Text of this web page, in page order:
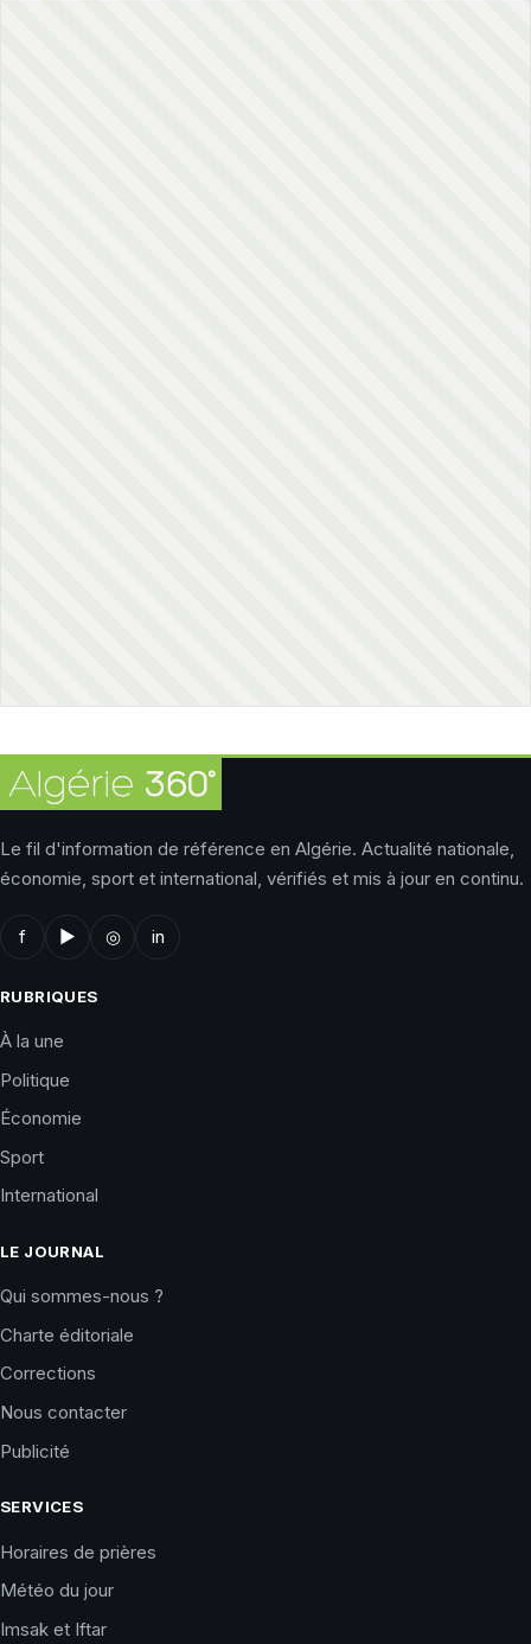
Le fil d'information de référence en Algérie. Actualité nationale,
économie, sport et international, vérifiés et mis à jour en continu.
f ▶ ◎ in
RUBRIQUES
À la une
Politique
Économie
Sport
International
LE JOURNAL
Qui sommes-nous ?
Charte éditoriale
Corrections
Nous contacter
Publicité
SERVICES
Horaires de prières
Météo du jour
Imsak et Iftar